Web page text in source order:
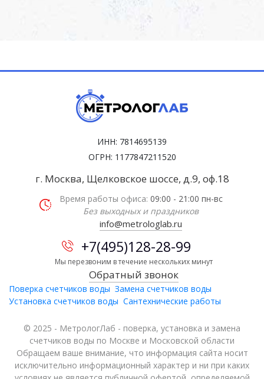
ИНН: 7814695139
ОГРН: 1177847211520
г. Москва, Щелковское шоссе, д.9, оф.18
Время работы офиса: 09:00 - 21:00 пн-вс
Без выходных и праздников
info@metrologlab.ru
+7(495)128-28-99
Мы перезвоним в течение нескольких минут
Обратный звонок
Поверка счетчиков воды Замена счетчиков воды
Установка счетчиков воды Сантехнические работы
© 2025 - МетрологЛаб - поверка, установка и замена
счетчиков воды по Москве и Московской области
Обращаем ваше внимание, что информация сайта носит
исключительно информационный характер и ни при каких